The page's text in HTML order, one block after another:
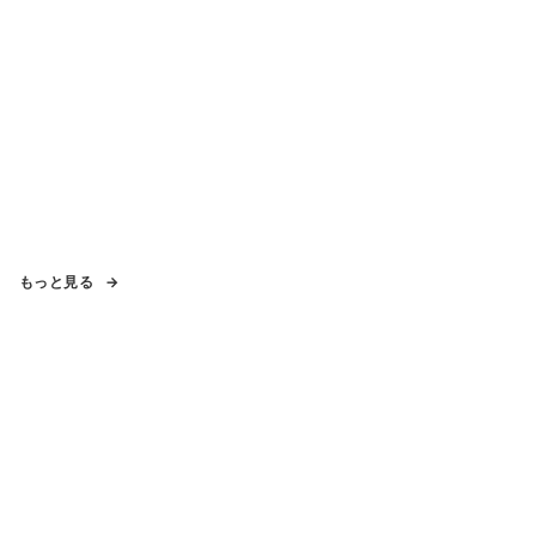
もっと見る